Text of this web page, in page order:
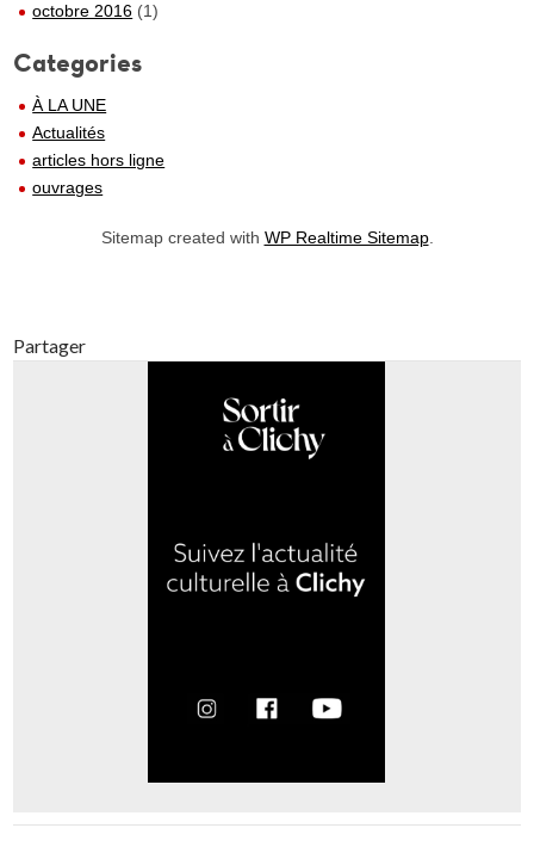
octobre 2016 (1)
Categories
À LA UNE
Actualités
articles hors ligne
ouvrages
Sitemap created with WP Realtime Sitemap.
Partager